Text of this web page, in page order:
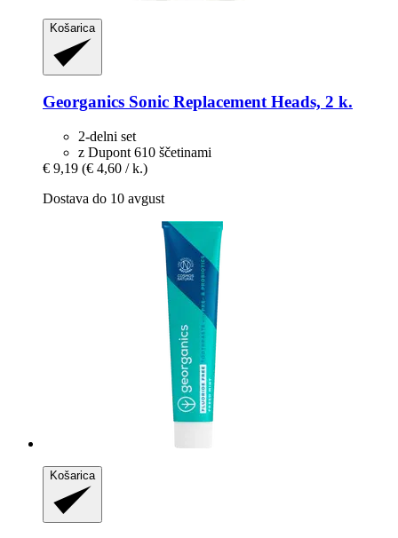
Košarica
Georganics Sonic Replacement Heads, 2 k.
2-delni set
z Dupont 610 ščetinami
€ 9,19 (€ 4,60 / k.)
Dostava do 10 avgust
Košarica